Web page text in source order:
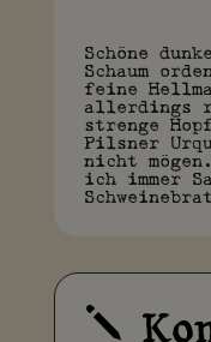
Schöne
Schaum
feine
allerdings
strenge
Pilsner
nicht
ich immer
j